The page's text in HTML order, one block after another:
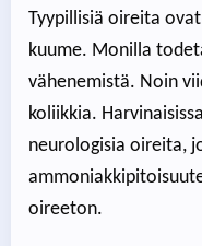
Tyypillisiä oireita
kuume. Monilla
vähenemistä. Noin
koliikkia.
neurologisia oireita,
oireeton.